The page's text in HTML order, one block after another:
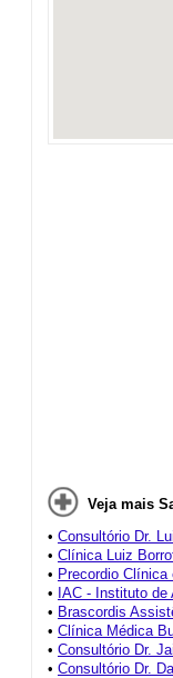
Veja mais
• Consultório Dr.
• Clínica Luiz
• Precordio Clínica
• IAC - Instituto
• Brascordis
• Clínica Médica
• Consultório Dr.
• Consultório Dr.